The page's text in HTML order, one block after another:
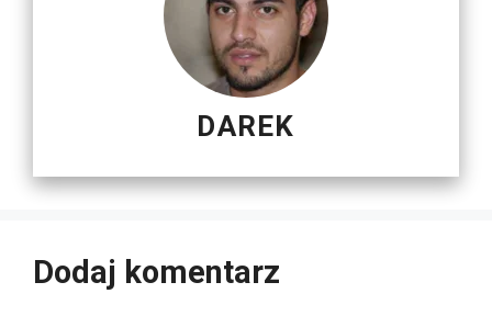
DAREK
Dodaj komentarz